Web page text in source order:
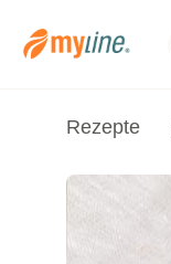
Rezepte